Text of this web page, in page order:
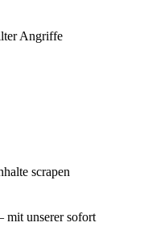
Angriffe
scrapen
mit unserer sofort